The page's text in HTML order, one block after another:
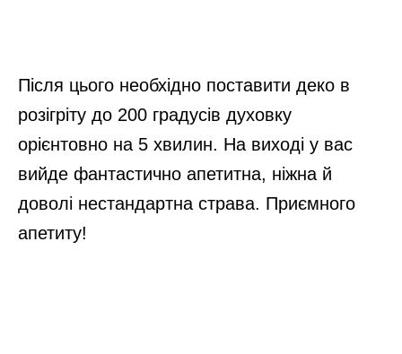
Після цього необхідно поставити деко в
розігріту до 200 градусів духовку
орієнтовно на 5 хвилин. На виході у вас
вийде фантастично апетитна, ніжна й
доволі нестандартна страва. Приємного
апетиту!